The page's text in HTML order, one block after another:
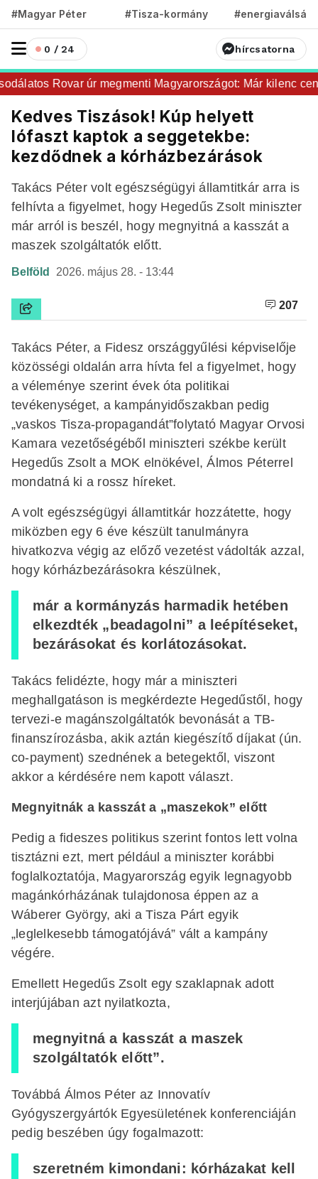
#Magyar Péter #Tisza-kormány #energiaválság
0 / 24 hírcsatorna
Rovar úr megmenti Magyarországot: Már kilenc
Kedves Tiszások! Kúp helyett
lófaszt kaptok a seggetekbe:
kezdődnek a kórházbezárások
Takács Péter volt egészségügyi államtitkár arra is
felhívta a figyelmet, hogy Hegedűs Zsolt miniszter
már arról is beszél, hogy megnyitná a kasszát a
maszek szolgáltatók előtt.
Belföld 2026. május 28. - 13:44
207
Takács Péter, a Fidesz országgyűlési képviselője
közösségi oldalán arra hívta fel a figyelmet, hogy
a véleménye szerint évek óta politikai
tevékenységet, a kampányidőszakban pedig
„vaskos Tisza-propagandát”folytató Magyar Orvosi
Kamara vezetőségéből miniszteri székbe került
Hegedűs Zsolt a MOK elnökével, Álmos Péterrel
mondatná ki a rossz híreket.
A volt egészségügyi államtitkár hozzátette, hogy
miközben egy 6 éve készült tanulmányra
hivatkozva végig az előző vezetést vádolták azzal,
hogy kórházbezárásokra készülnek,
már a kormányzás harmadik hetében
elkezdték „beadagolni” a leépítéseket,
bezárásokat és korlátozásokat.
Takács felidézte, hogy már a miniszteri
meghallgatáson is megkérdezte Hegedűstől, hogy
tervezi-e magánszolgáltatók bevonását a TB-
finanszírozásba, akik aztán kiegészítő díjakat (ún.
co-payment) szednének a betegektől, viszont
akkor a kérdésére nem kapott választ.
Megnyitnák a kasszát a „maszekok” előtt
Pedig a fideszes politikus szerint fontos lett volna
tisztázni ezt, mert például a miniszter korábbi
foglalkoztatója, Magyarország egyik legnagyobb
magánkórházának tulajdonosa éppen az a
Wáberer György, aki a Tisza Párt egyik
„leglelkesebb támogatójává” vált a kampány
végére.
Emellett Hegedűs Zsolt egy szaklapnak adott
interjújában azt nyilatkozta,
megnyitná a kasszát a maszek
szolgáltatók előtt”.
Továbbá Álmos Péter az Innovatív
Gyógyszergyártók Egyesületének konferenciáján
pedig beszében úgy fogalmazott:
szeretném kimondani: kórházakat kell